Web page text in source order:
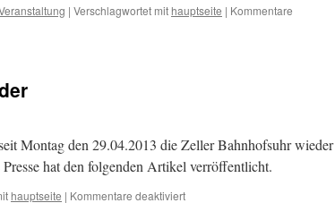
| Verschlagwortet mit hauptseite | Kommentare
Montag den 29.04.2013 die Zeller Bahnhofsuhr wieder
hat den folgenden Artikel verröffentlicht.
hauptseite | Kommentare deaktiviertfür